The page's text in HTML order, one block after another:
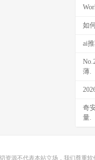
如
ai
薄.
奇
量.
源不代表本站立场，我们尊重